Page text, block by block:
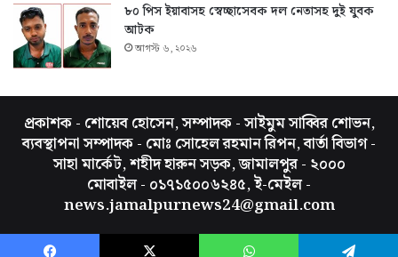
৮০ পিস ইয়াবাসহ স্বেচ্ছাসেবক দল নেতাসহ দুই যুবক
আটক
আগস্ট ৬, ২০২৬
প্রকাশক - শোয়েব হোসেন, সম্পাদক - সাইমুম সাব্বির শোভন,
ব্যবস্থাপনা সম্পাদক - মোঃ সোহেল রহমান রিপন, বার্তা বিভাগ -
সাহা মার্কেট, শহীদ হারুন সড়ক, জামালপুর - ২০০০
মোবাইল - ০১৭১৫০০৬২৪৫, ই-মেইল -
news.jamalpurnews24@gmail.com